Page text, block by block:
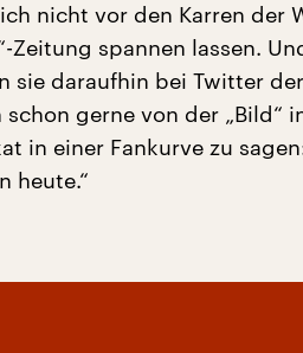
nicht vor den Karren der
Zeitung spannen lassen.
sie daraufhin bei Twitter
schon gerne von der „Bild“
in einer Fankurve zu
heute.“